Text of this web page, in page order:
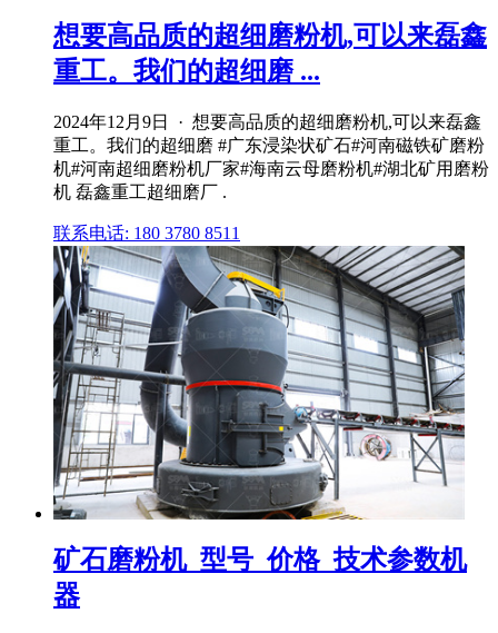
想要高品质的超细磨粉机,可以来磊鑫
重工。我们的超细磨 ...
2024年12月9日 · 想要高品质的超细磨粉机,可以来磊鑫
重工。我们的超细磨 #广东浸染状矿石#河南磁铁矿磨粉
机#河南超细磨粉机厂家#海南云母磨粉机#湖北矿用磨粉
机 磊鑫重工超细磨厂 .
联系电话: 180 3780 8511
矿石磨粉机_型号_价格_技术参数机
器